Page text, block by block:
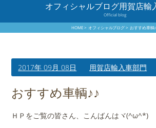
保証について
買取査定のご案内
会社概要
オフィシャルブログ用賀店輸
Official blog
HOME オフィシャルブログ おすすめ車輌
2017年 09月 08日 用賀店輸入車部門
おすすめ車輌♪♪
ＨＰをご覧の皆さん、こんばんはヾ(^ω^*)